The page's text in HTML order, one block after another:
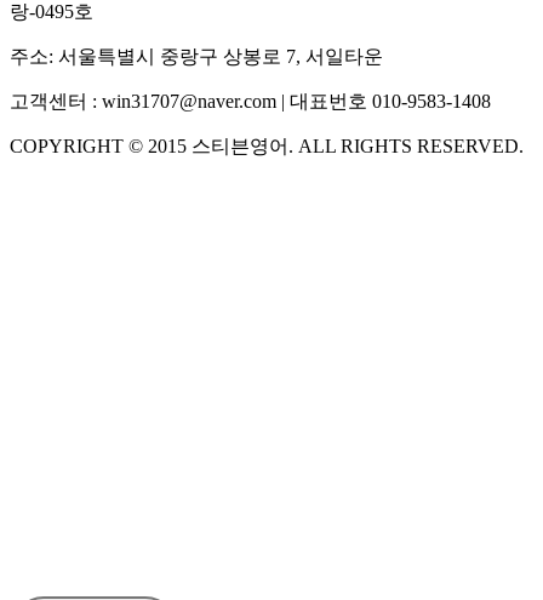
랑-0495호
주소: 서울특별시 중랑구 상봉로 7, 서일타운
고객센터 : win31707@naver.com | 대표번호 010-9583-1408
COPYRIGHT © 2015 스티븐영어 . ALL RIGHTS RESERVED.